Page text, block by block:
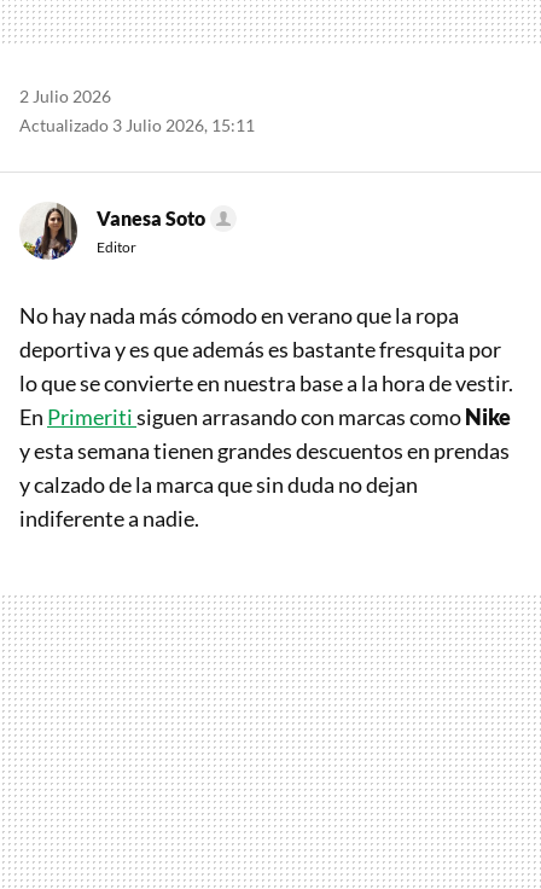
2 Julio 2026
Actualizado 3 Julio 2026, 15:11
Vanesa Soto
Editor
No hay nada más cómodo en verano que la ropa
deportiva y es que además es bastante fresquita por
lo que se convierte en nuestra base a la hora de vestir.
En Primeritisiguen arrasando con marcas comoNike
y esta semana tienen grandes descuentos en prendas
y calzado de la marca que sin duda no dejan
indiferente a nadie.